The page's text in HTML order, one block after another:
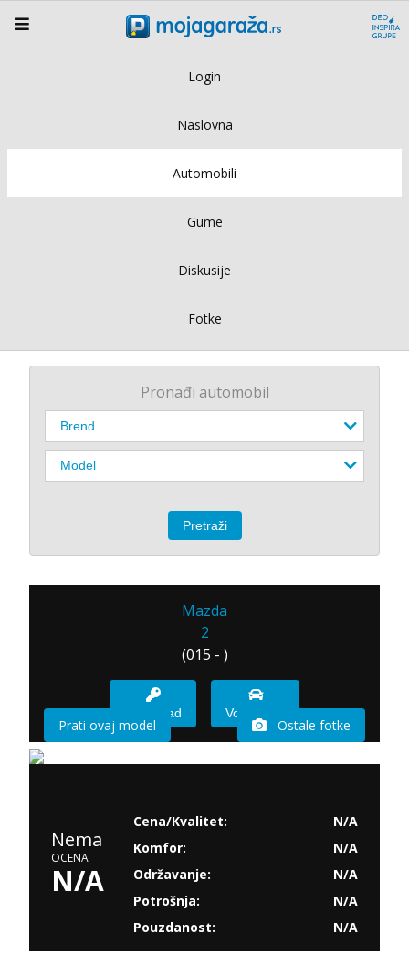
Login
Naslovna
Automobili
Gume
Diskusije
Fotke
Pronađi automobil
Mazda
2
(015 - )
Imam sad Vozio sam
Prati ovaj model Ostale fotke
Nema
OCENA
N/A
Cena/Kvalitet:
N/A
Komfor:
N/A
Održavanje:
N/A
Potrošnja:
N/A
Pouzdanost:
N/A